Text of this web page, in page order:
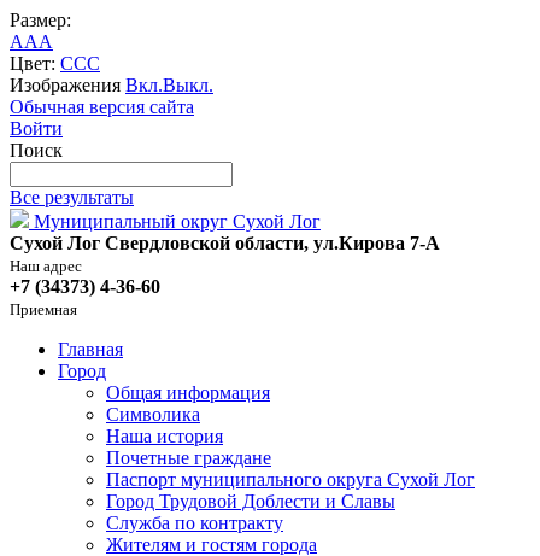
Размер:
AAA
Цвет: CCC
Изображения Вкл.Выкл.
Обычная версия сайта
Войти
Поиск
Все результаты
Муниципальный округ Сухой Лог
Сухой Лог Свердловской области, ул.Кирова 7-А
Наш адрес
+7 (34373) 4-36-60
Приемная
Главная
Город
Общая информация
Символика
Наша история
Почетные граждане
Паспорт муниципального округа Сухой Лог
Город Трудовой Доблести и Славы
Служба по контракту
Жителям и гостям города